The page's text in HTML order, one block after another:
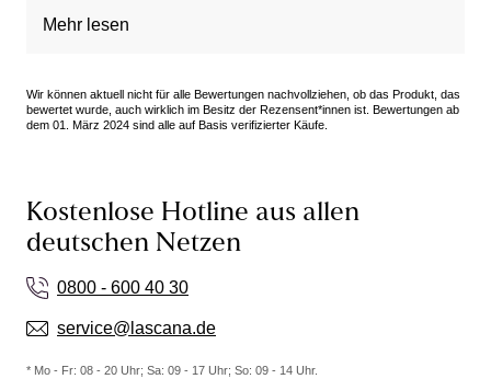
Mehr lesen
Wir können aktuell nicht für alle Bewertungen nachvollziehen, ob das Produkt, das
bewertet wurde, auch wirklich im Besitz der Rezensent*innen ist. Bewertungen ab
dem 01. März 2024 sind alle auf Basis verifizierter Käufe.
Kostenlose Hotline aus allen
deutschen Netzen
0800 - 600 40 30
service@lascana.de
* Mo - Fr: 08 - 20 Uhr; Sa: 09 - 17 Uhr; So: 09 - 14 Uhr.